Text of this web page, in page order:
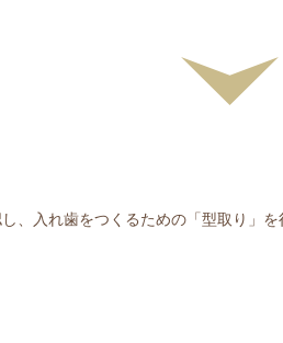
、入れ歯をつくるための「型取り」を